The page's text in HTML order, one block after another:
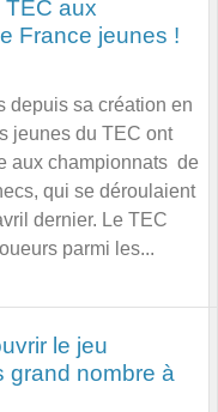
aux
France jeunes !
depuis sa création en
jeunes du TEC ont
aux championnats de
qui se déroulaient
dernier. Le TEC
parmi les...
le jeu
grand nombre à